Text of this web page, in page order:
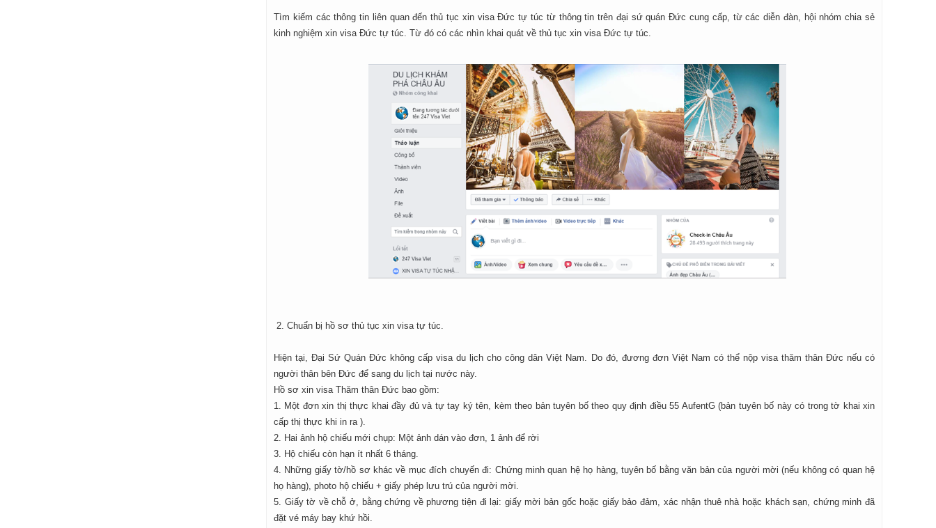
Tìm kiếm các thông tin liên quan đến thủ tục xin visa Đức tự túc từ thông tin trên đại sứ quán Đức cung cấp, từ các diễn đàn, hội nhóm chia sẻ
kinh nghiệm xin visa Đức tự túc. Từ đó có các nhìn khai quát về thủ tục xin visa Đức tự túc.
2. Chuẩn bị hồ sơ thủ tục xin visa tự túc.
Hiện tại, Đại Sứ Quán Đức không cấp visa du lịch cho công dân Việt Nam. Do đó, đương đơn Việt Nam có thể nộp visa thăm thân Đức nếu có
người thân bên Đức để sang du lịch tại nước này.
Hồ sơ xin visa Thăm thân Đức bao gồm:
1. Một đơn xin thị thực khai đầy đủ và tự tay ký tên, kèm theo bản tuyên bố theo quy định điều 55 AufentG (bản tuyên bố này có trong tờ khai xin
cấp thị thực khi in ra ).
2. Hai ảnh hộ chiếu mới chụp: Một ảnh dán vào đơn, 1 ảnh để rời
3. Hộ chiếu còn hạn ít nhất 6 tháng.
4. Những giấy tờ/hồ sơ khác về mục đích chuyến đi: Chứng minh quan hệ họ hàng, tuyên bố bằng văn bản của người mời (nếu không có quan hệ
họ hàng), photo hộ chiếu + giấy phép lưu trú của người mời.
5. Giấy tờ về chỗ ở, bằng chứng về phương tiện đi lại: giấy mời bản gốc hoặc giấy bảo đảm, xác nhận thuê nhà hoặc khách sạn, chứng minh đã
đặt vé máy bay khứ hồi.